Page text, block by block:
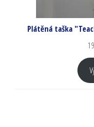
Plátěná taška